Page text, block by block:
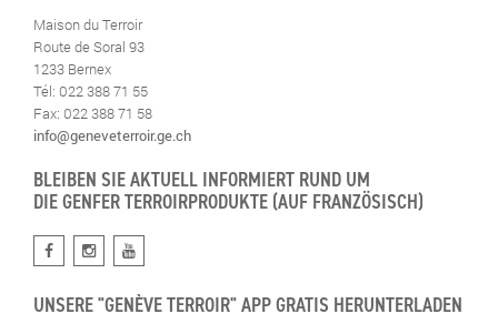
Maison du Terroir
Route de Soral 93
1233 Bernex
Tél: 022 388 71 55
Fax: 022 388 71 58
info@geneveterroir.ge.ch
BLEIBEN SIE AKTUELL INFORMIERT RUND UM
DIE GENFER TERROIRPRODUKTE (AUF FRANZÖSISCH)
UNSERE "GENÈVE TERROIR" APP GRATIS HERUNTERLADEN